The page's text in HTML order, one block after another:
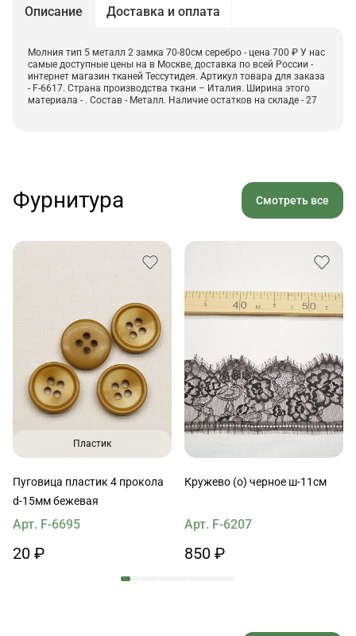
Описание Доставка и оплата
Молния тип 5 металл 2 замка 70-80см серебро - цена 700 ₽ У нас
самые доступные цены на в Москве, доставка по всей России -
интернет магазин тканей Тессутидея. Артикул товара для заказа
- F-6617. Страна производства ткани – Италия. Ширина этого
материала - . Состав - Металл. Наличие остатков на складе - 27
Фурнитура Смотреть все
Пластик
Пуговица пластик 4 прокола
d-15мм бежевая
Арт. F-6695
20 ₽
Кружево (о) черное ш-11см
Арт. F-6207
850 ₽